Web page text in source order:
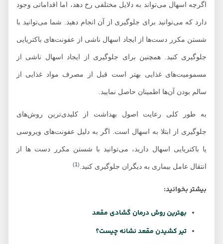
اگرچه اسهال می‌تواند به دلایل مختلفی رخ دهد، اما اقداماتی وجود
دارد که می‌توانید برای جلوگیری از آن انجام دهید. شما می‌توانید با
شستن مکرر دست‌ها از ایجاد اسهال ناشی از عفونت‌های باکتریایی
جلوگیری کنید. همچنین برای جلوگیری از ایجاد اسهال ناشی از
مسمومیت‌های غذایی بهتر است قبل از مصرف مواد غذایی از
سالم بودن آن‌ها اطمینان حاصل نمایید.
به طور کلی رعایت اصول بهداشت از کلیدی‌ترین روش‌های
جلوگیری از ابتلا به اسهال است. اگر به دلیل عفونت‌های ویروسی
یا باکتریایی اسهال دارید، می‌توانید با شستن مکرر دست ها از
انتقال عامل بیماری به دیگران جلوگیری کنید. 1
)
بیشتر بخوانید:
بهترین روش درمان گشادی مقعد
تیر کشیدن مقعد نشانه چیست؟